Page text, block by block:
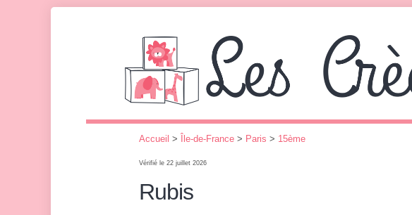
Accueil > Île-de-France > Paris > 15ème
Vérifié le 22 juillet 2026
Rubis